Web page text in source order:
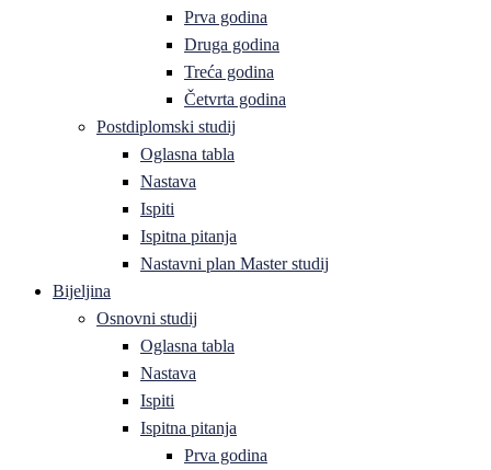
Prva godina
Druga godina
Treća godina
Četvrta godina
Postdiplomski studij
Oglasna tabla
Nastava
Ispiti
Ispitna pitanja
Nastavni plan Master studij
Bijeljina
Osnovni studij
Oglasna tabla
Nastava
Ispiti
Ispitna pitanja
Prva godina